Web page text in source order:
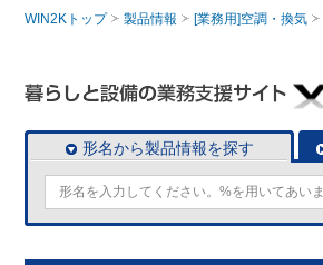
WIN2Kトップ 製品情報 [業務用]空調・換気
形名から製品情報を探す